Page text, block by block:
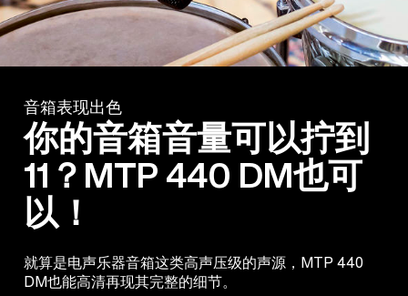
音箱表现出色
你的音箱音量可以拧到
11？MTP 440 DM也可
以！
就算是电声乐器音箱这类高声压级的声源，MTP 440
DM也能高清再现其完整的细节。